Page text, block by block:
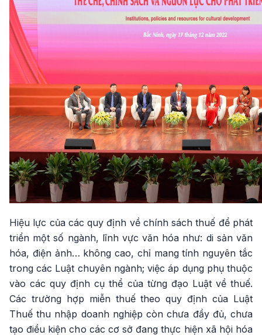
Hiệu lực của các quy định về chính sách thuế để phát
triển một số ngành, lĩnh vực văn hóa như: di sản văn
hóa, điện ảnh… không cao, chỉ mang tính nguyên tắc
trong các Luật chuyên ngành; việc áp dụng phụ thuộc
vào các quy định cụ thể của từng đạo Luật về thuế.
Các trường hợp miễn thuế theo quy định của Luật
Thuế thu nhập doanh nghiệp còn chưa đầy đủ, chưa
tạo điều kiện cho các cơ sở đang thực hiện xã hội hóa